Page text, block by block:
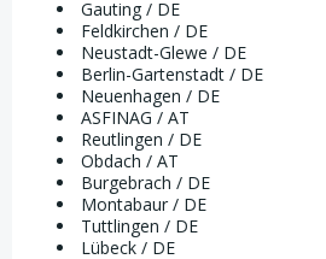
Gauting / DE
Feldkirchen / DE
Neustadt-Glewe / DE
Berlin-Gartenstadt / DE
Neuenhagen / DE
ASFINAG / AT
Reutlingen / DE
Obdach / AT
Burgebrach / DE
Montabaur / DE
Tuttlingen / DE
Lübeck / DE